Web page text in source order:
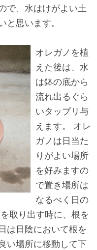
で、水はけがよい土
と思います。
オレガノを植
えた後は、水
は鉢の底から
流れ出るぐら
いタップリ与
えます。 オレ
ガノは日当た
りがよい場所
を好みますの
で置き場所は
なるべく日の
取り出す時に、根を
は日陰において根を
い場所に移動して下